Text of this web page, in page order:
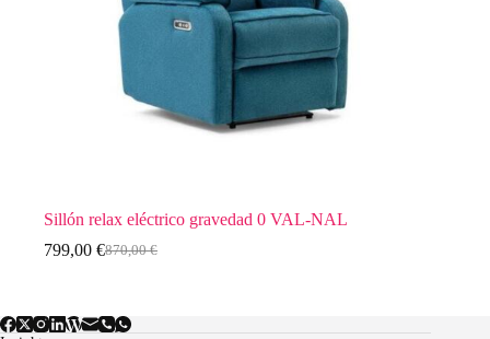
Sillón relax eléctrico gravedad 0 VAL-NAL
870,00€
799,00 €